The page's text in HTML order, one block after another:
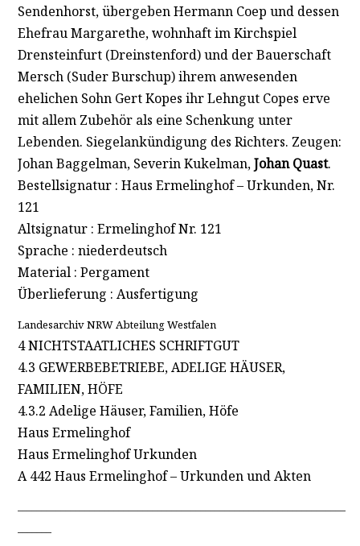
Sendenhorst, übergeben Hermann Coep und dessen
Ehefrau Margarethe, wohnhaft im Kirchspiel
Drensteinfurt (Dreinstenford) und der Bauerschaft
Mersch (Suder Burschup) ihrem anwesenden
ehelichen Sohn Gert Kopes ihr Lehngut Copes erve
mit allem Zubehör als eine Schenkung unter
Lebenden. Siegelankündigung des Richters. Zeugen:
Johan Baggelman, Severin Kukelman,Johan Quast.
Bestellsignatur : Haus Ermelinghof – Urkunden, Nr.
121
Altsignatur : Ermelinghof Nr. 121
Sprache : niederdeutsch
Material : Pergament
Überlieferung : Ausfertigung
Landesarchiv NRW Abteilung Westfalen
4 NICHTSTAATLICHES SCHRIFTGUT
4.3 GEWERBEBETRIEBE, ADELIGE HÄUSER,
FAMILIEN, HÖFE
4.3.2 Adelige Häuser, Familien, Höfe
Haus Ermelinghof
Haus Ermelinghof Urkunden
A 442 Haus Ermelinghof – Urkunden und Akten